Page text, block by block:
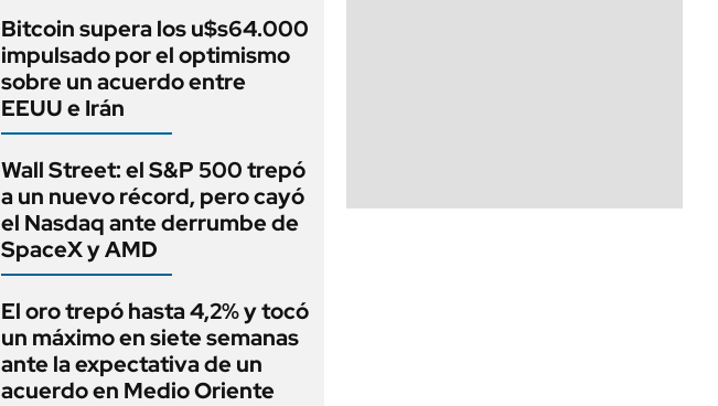
Bitcoin supera los u$s64.000
impulsado por el optimismo
sobre un acuerdo entre
EEUU e Irán
Wall Street: el S&P 500 trepó
a un nuevo récord, pero cayó
el Nasdaq ante derrumbe de
SpaceX y AMD
El oro trepó hasta 4,2% y tocó
un máximo en siete semanas
ante la expectativa de un
acuerdo en Medio Oriente